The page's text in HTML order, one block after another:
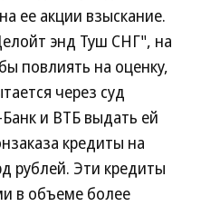
ее акции взыскание.
энд Туш СНГ", на
повлиять на оценку,
через суд
и ВТБ выдать ей
кредиты на
рублей. Эти кредиты
в объеме более